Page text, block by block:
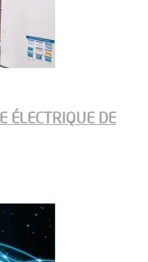
ÉLECTRIQUE DE